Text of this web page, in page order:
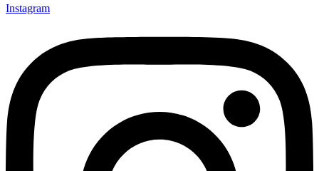
Instagram